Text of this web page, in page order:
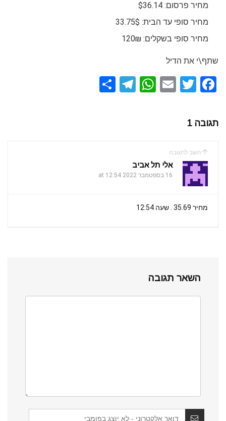
מחיר פרסום: $36.14
מחיר סופי עד הבית: 33.75$
מחיר סופי בשקלים: 120₪
שתף\י את הדיל
F
ce
b
o
o
k
T
E
W
p
p
T
תגובה 1
השב לתגובה
אלי תל אביב
16 בספטמבר 2022 at 12:54
מחיר 35.69 . שעה 12:54
השאר תגובה